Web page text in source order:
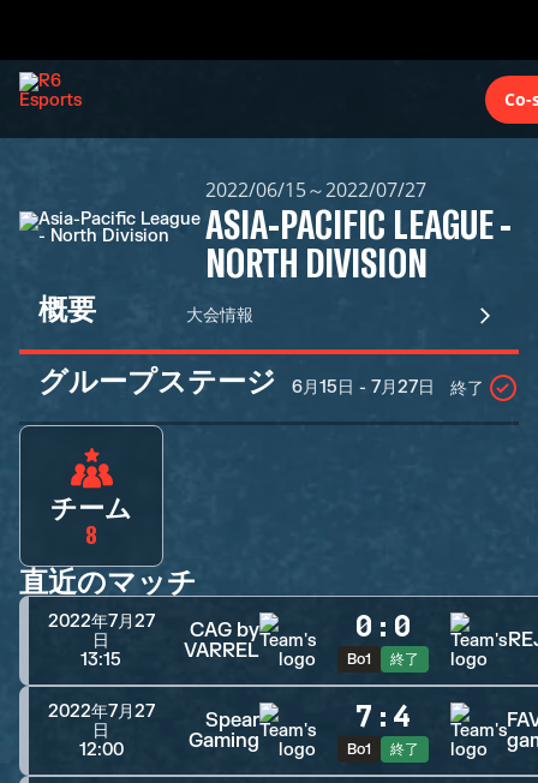
2022/06/15～2022/07/27
ASIA-PACIFIC LEAGUE -
NORTH DIVISION
概要 大会情報
グループステージ 6月15日 - 7月27日 終了
チーム
8
直近のマッチ
2022年7月27
日
13:15
CAG by
VARREL
0 : 0
Bo1 終了
2022年7月27
日
12:00
Spear
Gaming
7 : 4
Bo1 終了